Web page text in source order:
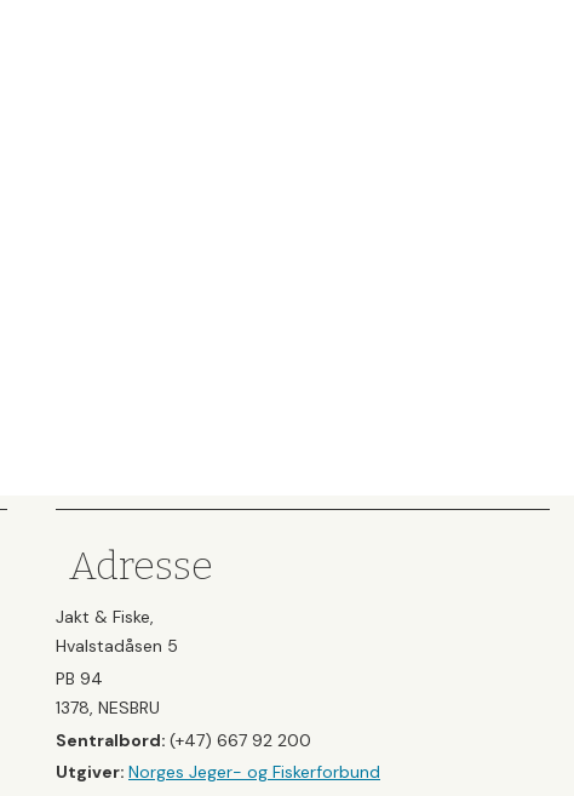
Adresse
Jakt & Fiske,
Hvalstadåsen 5
PB 94
1378, NESBRU
Sentralbord: (+47) 667 92 200
Utgiver: Norges Jeger- og Fiskerforbund